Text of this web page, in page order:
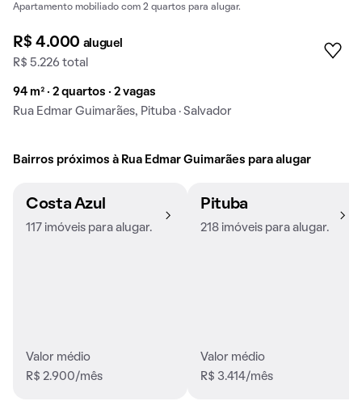
Apartamento mobiliado com 2 quartos para alugar.
R$ 4.000 aluguel
R$ 5.226 total
94 m² · 2 quartos · 2 vagas
Rua Edmar Guimarães, Pituba · Salvador
Bairros próximos à Rua Edmar Guimarães para alugar
Costa Azul
117 imóveis para alugar.
Valor médio
R$ 2.900/mês
Pituba
218 imóveis para alugar.
Valor médio
R$ 3.414/mês